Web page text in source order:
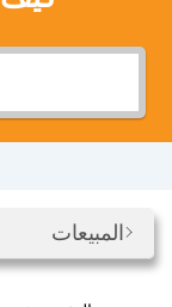
المبيعات